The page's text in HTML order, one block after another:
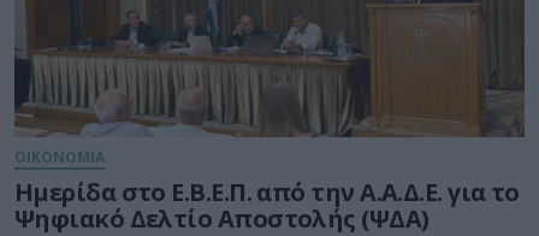
ΟΙΚΟΝΟΜΙΑ
Ημερίδα στο Ε.Β.Ε.Π. από την Α.Α.Δ.Ε. για το
Ψηφιακό Δελτίο Αποστολής (ΨΔΑ)